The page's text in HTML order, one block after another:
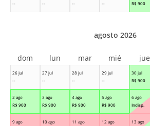
--
--
--
--
R$ 900
26 jul
--
27 jul
--
28 jul
--
29 jul
--
30 jul
R$ 900
2 ago
R$ 900
3 ago
R$ 900
4 ago
R$ 900
5 ago
R$ 900
6 ago
Indisp.
9 ago
10 ago
11 ago
12 ago
13 ago
agosto 2026
dom lun mar mié jue